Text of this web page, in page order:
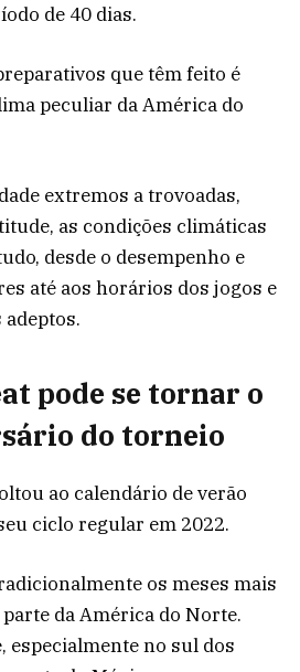
de 40 dias.
que têm feito é
peculiar da América do
extremos a trovoadas,
as condições climáticas
desde o desempenho e
até aos horários dos jogos e
pode se tornar o
do torneio
ao calendário de verão
ciclo regular em 2022.
os meses mais
da América do Norte.
especialmente no sul dos